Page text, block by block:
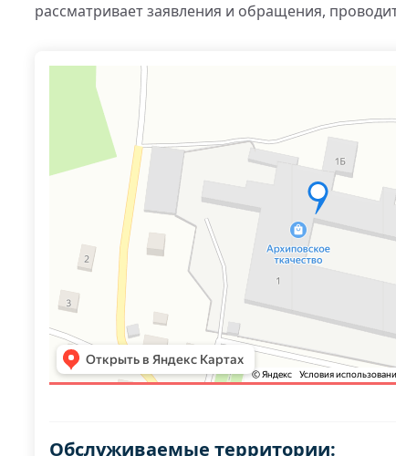
рассматривает заявления и обращения,
Обслуживаемые территории: